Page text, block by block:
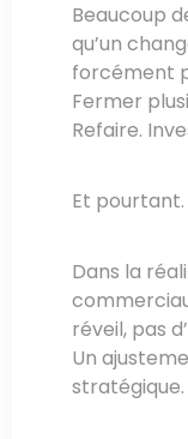
Beaucoup
qu’un
forcément
Fermer
Refaire.
Et pourtant.
Dans la
réveil, pas
Un